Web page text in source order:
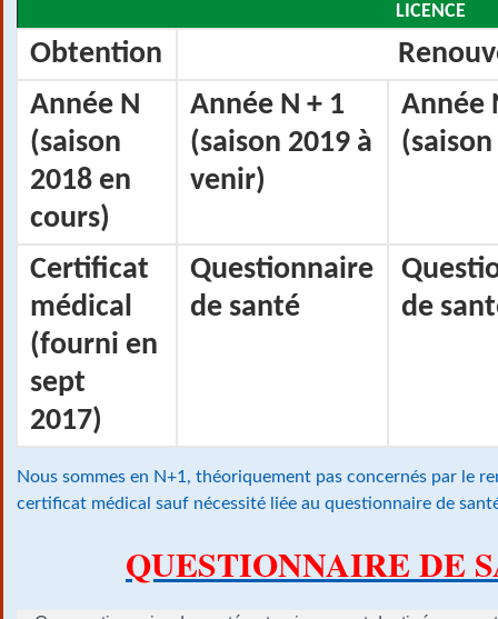
LICENCE
Obtention
Année N
(saison
2018 en
cours)
Année N + 1
(saison 2019 à
venir)
Année
Certificat
médical
(fourni en
sept
2017)
Questionnaire
de santé
de
Nous sommes en N+1, théoriquement pas concernés par le
certificat médical sauf nécessité liée au questionnaire de
QUESTIONNAIRE DE